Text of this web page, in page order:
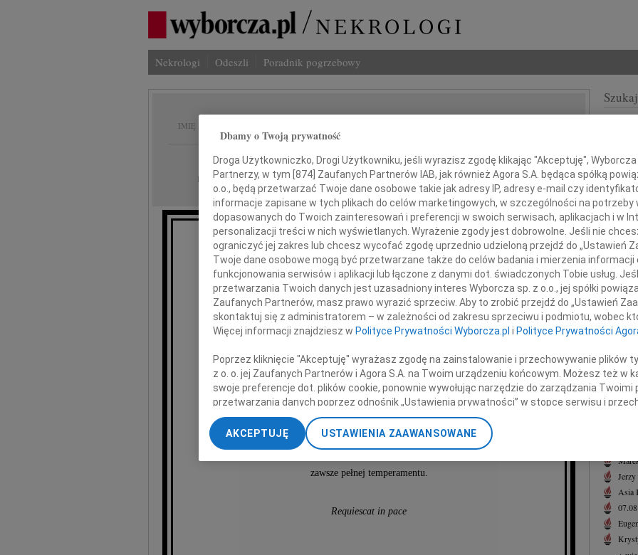
Nekrologi Odeszli Poradnik pogrzebowy
IMIĘ I NAZWISKO: Danuta Mieszkowska
REGION: Warszawa
DATA EMISJI: 30.03.2010
Z głębokim żalem przyjęliśmy wiadomość
o śmierci naszej Drogiej Koleżanki
Danuty Mieszkowskiej
zaangażowanej w sprawy edukacji, służącej wszystkim radą,
zawsze pełnej temperamentu.
Requiescat in pace
INNE
Z
W
+
Asia
Dbamy o Twoją prywatność
Droga Użytkowniczko, Drogi Użytkowniku, jeśli wyrazisz zgodę klikając "Akceptuję",
Partnerzy, w tym [ 874 ] Zaufanych Partnerów IAB, jak również Agora S.A. będąca spółką
o.o., będą przetwarzać Twoje dane osobowe takie jak adresy IP, adresy e-mail czy
informacje zapisane w tych plikach do celów marketingowych, w szczególności na potrzeby
dopasowanych do Twoich zainteresowań i preferencji w swoich serwisach, aplikacjach i w
personalizacji treści w nich wyświetlanych. Wyrażenie zgody jest dobrowolne. Jeśli nie
ograniczyć jej zakres lub chcesz wycofać zgodę uprzednio udzieloną przejdź do „Ustawień
Twoje dane osobowe mogą być przetwarzane także do celów badania i mierzenia
funkcjonowania serwisów i aplikacji lub łączone z danymi dot. świadczonych Tobie usług.
przetwarzania Twoich danych jest uzasadniony interes Wyborcza sp. z o.o., jej spółki
Zaufanych Partnerów, masz prawo wyrazić sprzeciw. Aby to zrobić przejdź do „Ustawień
skontaktuj się z administratorem – w zależności od zakresu sprzeciwu i podmiotu, wobec
Więcej informacji znajdziesz w Polityce Prywatności Wyborcza.pl i Polityce Prywatności
Poprzez kliknięcie "Akceptuję" wyrażasz zgodę na zainstalowanie i przechowywanie plików
z o. o. jej Zaufanych Partnerów i Agora S.A. na Twoim urządzeniu końcowym. Możesz też w
swoje preferencje dot. plików cookie, ponownie wywołując narzędzie do zarządzania Twoimi
przetwarzania danych poprzez odnośnik „Ustawienia prywatności” w stopce serwisu i
„Ustawienia zaawansowane”. Zmiana ustawień plików cookie możliwa jest także za pomocą
My, nasi Zaufani Partnerzy i Agora S.A. możemy przetwarzać dane osobowe w
dokładnych danych geolokalizacyjnych. Aktywne skanowanie charakterystyki urządzenia do
Przechowywanie informacji na urządzeniu lub dostęp do nich. Spersonalizowane reklamy i
USTAWIENIA ZAAWANSOWANE
AKCEPTUJĘ